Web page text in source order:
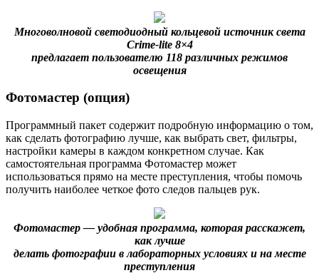
Многоволновой светодиодный кольцевой источник света
Crime-lite 8×4
предлагает пользователю 118 различных режимов
освещения
Фотомастер (опция)
Программный пакет содержит подробную информацию о том,
как сделать фотографию лучше, как выбрать свет, фильтры,
настройки камеры в каждом конкретном случае. Как
самостоятельная программа Фотомастер может
использоваться прямо на месте преступления, чтобы помочь
получить наиболее четкое фото следов пальцев рук.
Фотомастер — удобная программа, которая расскажет,
как лучше
делать фотографии в лабораторных условиях и на месте
преступления